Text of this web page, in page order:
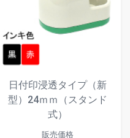
日付印浸透タイプ（新
型）24ｍｍ（スタンド
式）
販売価格